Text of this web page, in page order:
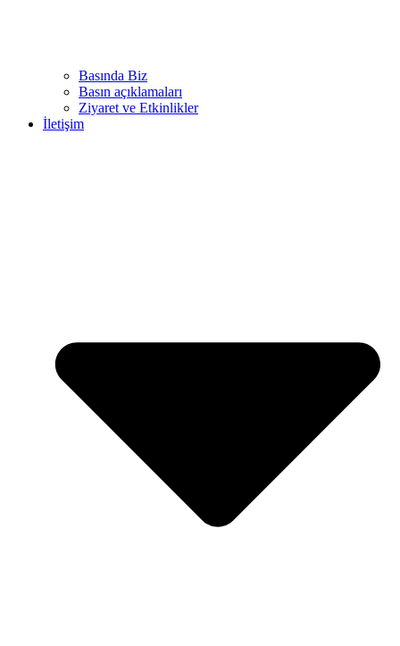
Basında Biz
Basın açıklamaları
Ziyaret ve Etkinlikler
İletişim